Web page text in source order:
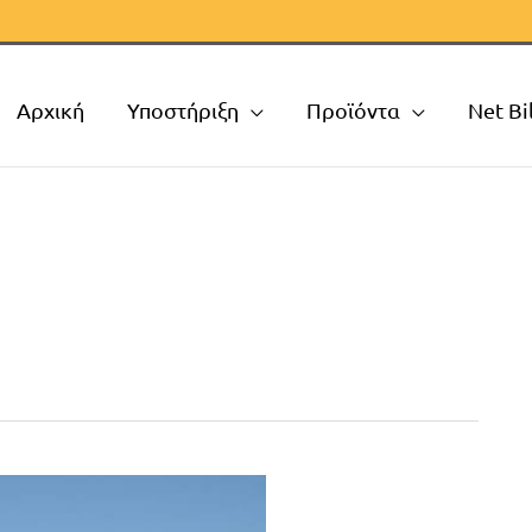
Αρχική Υποστήριξη Προϊόντα Net